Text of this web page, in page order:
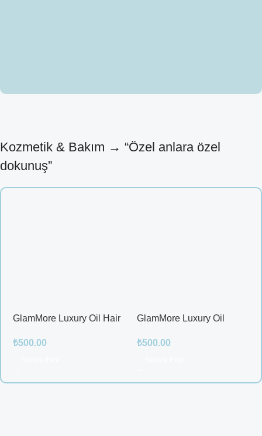
Kozmetik & Bakım → “Özel anlara özel
dokunuş”
GlamMore Luxury Oil Hair
₺500.00
GlamMore Luxury Oil
Kırılmalarına Karşı Etkili
₺500.00